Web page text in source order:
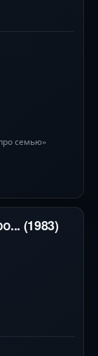
семью»
(1983)